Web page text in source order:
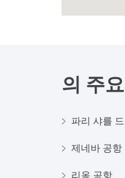
의 주
파리 샤를
제네바 공항
리옹 공항